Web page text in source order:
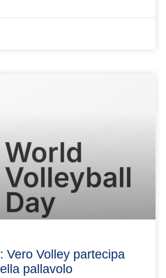
Vero Volley partecipa
pallavolo